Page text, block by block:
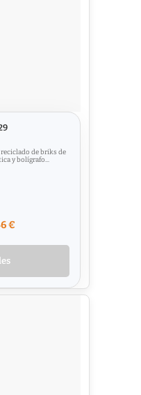
de briks de
y bolígrafo...
€